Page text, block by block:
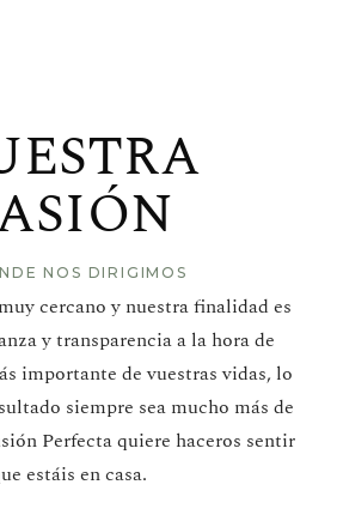
NOS DIRIGIMOS
cercano y nuestra finalidad es
y transparencia a la hora de
importante de vuestras vidas, lo
siempre sea mucho más de
Perfecta quiere haceros sentir
estáis en casa.